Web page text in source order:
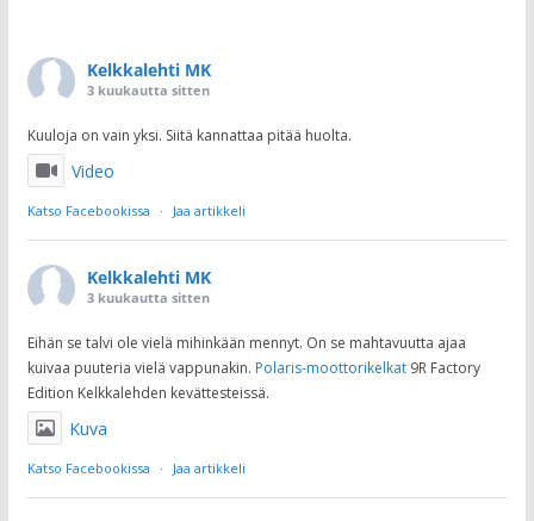
Kelkkalehti MK
3 kuukautta sitten
Kuuloja on vain yksi. Siitä kannattaa pitää huolta.
Video
Katso Facebookissa · Jaa artikkeli
Kelkkalehti MK
3 kuukautta sitten
Eihän se talvi ole vielä mihinkään mennyt. On se mahtavuutta ajaa
kuivaa puuteria vielä vappunakin. Polaris-moottorikelkat9R Factory
Edition Kelkkalehden kevättesteissä.
Kuva
Katso Facebookissa · Jaa artikkeli